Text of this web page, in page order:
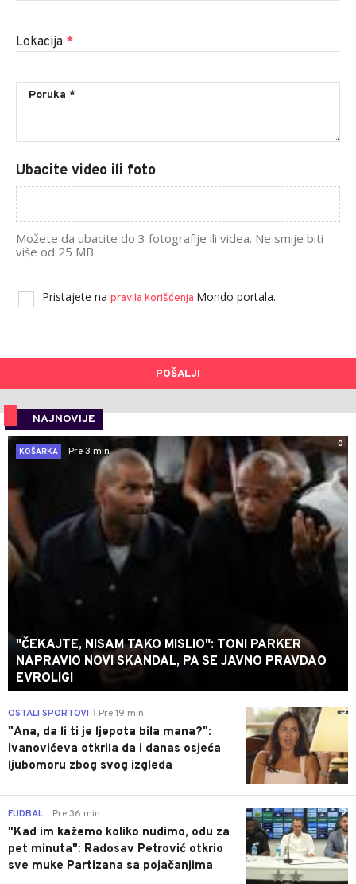
Lokacija *
Ubacite video ili foto
Možete da ubacite do 3 fotografije ili videa. Ne smije biti
više od 25 MB.
Pristajete na pravila korišćenja Mondo portala.
POŠALJI
NAJNOVIJE
0
KOŠARKA
Pre 3 min
"ČEKAJTE, NISAM TAKO MISLIO": TONI PARKER
NAPRAVIO NOVI SKANDAL, PA SE JAVNO PRAVDAO
EVROLIGI
0
OSTALI SPORTOVI Pre 19 min
"Ana, da li ti je ljepota bila mana?":
Ivanovićeva otkrila da i danas osjeća
ljubomoru zbog svog izgleda
0
FUDBAL Pre 36 min
"Kad im kažemo koliko nudimo, odu za
pet minuta": Radosav Petrović otkrio
sve muke Partizana sa pojačanjima